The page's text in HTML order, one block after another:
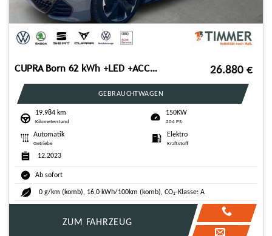
CUPRA Born 62 kWh +LED +ACC +RKAM +NAVI +SHZ +19" +CAR 26.880 €
GEBRAUCHTWAGEN
19.984 km
Kilometerstand
150KW
204 PS
Automatik
Getriebe
Elektro
Kraftstoff
12.2023
Ab sofort
0 g/km (komb), 16,0 kWh/100km (komb), CO₂-Klasse: A
ZUM FAHRZEUG